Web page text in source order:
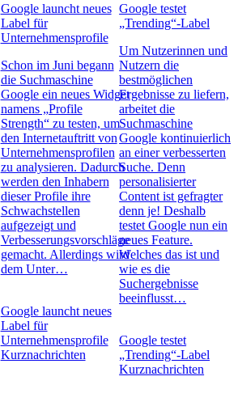
Google launcht neues
Label für
Unternehmensprofile
Schon im Juni begann
die Suchmaschine
Google ein neues Widget
namens „Profile
Strength“ zu testen, um
den Internetauftritt von
Unternehmensprofilen
zu analysieren. Dadurch
werden den Inhabern
dieser Profile ihre
Schwachstellen
aufgezeigt und
Verbesserungsvorschläge
gemacht. Allerdings wird
dem Unter…
Google launcht neues
Label für
Unternehmensprofile
Kurznachrichten
Google testet
„Trending“-Label
Um Nutzerinnen und
Nutzern die
bestmöglichen
Ergebnisse zu liefern,
arbeitet die
Suchmaschine
Google kontinuierlich
an einer verbesserten
Suche. Denn
personalisierter
Content ist gefragter
denn je! Deshalb
testet Google nun ein
neues Feature.
Welches das ist und
wie es die
Suchergebnisse
beeinflusst…
Google testet
„Trending“-Label
Kurznachrichten